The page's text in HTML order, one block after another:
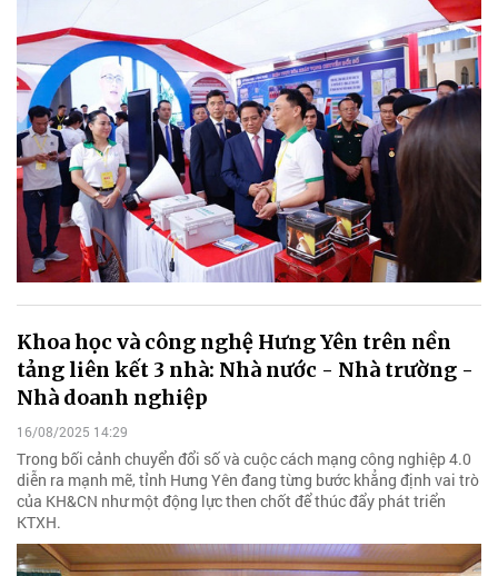
Khoa học và công nghệ Hưng Yên trên nền
tảng liên kết 3 nhà: Nhà nước - Nhà trường -
Nhà doanh nghiệp
16/08/2025 14:29
Trong bối cảnh chuyển đổi số và cuộc cách mạng công nghiệp 4.0
diễn ra mạnh mẽ, tỉnh Hưng Yên đang từng bước khẳng định vai trò
của KH&CN như một động lực then chốt để thúc đẩy phát triển
KTXH.